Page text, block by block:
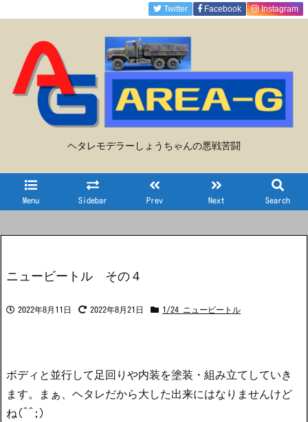
ヘタレモデラーしょうちゃんの悪戦苦闘
Menu Sidebar Prev Next Search
Twitter Facebook Instagram
ニュービートル その４
2022年8月11日 2022年8月21日 1/24 ニュービートル
ボディと並行して足回りや内装を塗装・組み立てしていき
ます。まぁ、ヘタレだから大した出来にはなりませんけど
ね(^^;)